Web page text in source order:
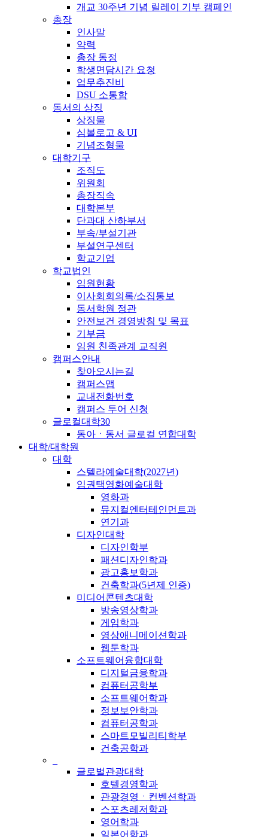
개교 30주년 기념 릴레이 기부 캠페인
총장
인사말
약력
총장 동정
학생면담시간 요청
업무추진비
DSU 소통함
동서의 상징
상징물
심볼로고 & UI
기념조형물
대학기구
조직도
위원회
총장직속
대학본부
단과대 산하부서
부속/부설기관
부설연구센터
학교기업
학교법인
임원현황
이사회회의록/소집통보
동서학원 정관
안전보건 경영방침 및 목표
기부금
임원 친족관계 교직원
캠퍼스안내
찾아오시는길
캠퍼스맵
교내전화번호
캠퍼스 투어 신청
글로컬대학30
동아ㆍ동서 글로컬 연합대학
대학/대학원
대학
스텔라예술대학(2027년)
임권택영화예술대학
영화과
뮤지컬엔터테인먼트과
연기과
디자인대학
디자인학부
패션디자인학과
광고홍보학과
건축학과(5년제 인증)
미디어콘텐츠대학
방송영상학과
게임학과
영상애니메이션학과
웹툰학과
소프트웨어융합대학
디지털금융학과
컴퓨터공학부
소프트웨어학과
정보보안학과
컴퓨터공학과
스마트모빌리티학부
건축공학과
글로벌관광대학
호텔경영학과
관광경영ㆍ컨벤션학과
스포츠레저학과
영어학과
일본어학과